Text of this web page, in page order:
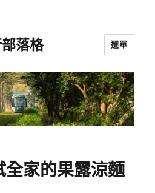
落格 選單
全家的果露涼麵